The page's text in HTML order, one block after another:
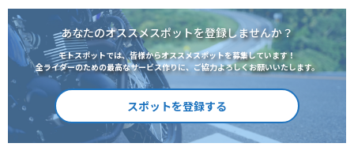
あなたのオススメスポットを登録しませんか？
モトスポットでは、皆様からオススメスポットを募集しています！
全ライダーのための最高なサービス作りに、ご協力よろしくお願いいたします。
スポットを登録する